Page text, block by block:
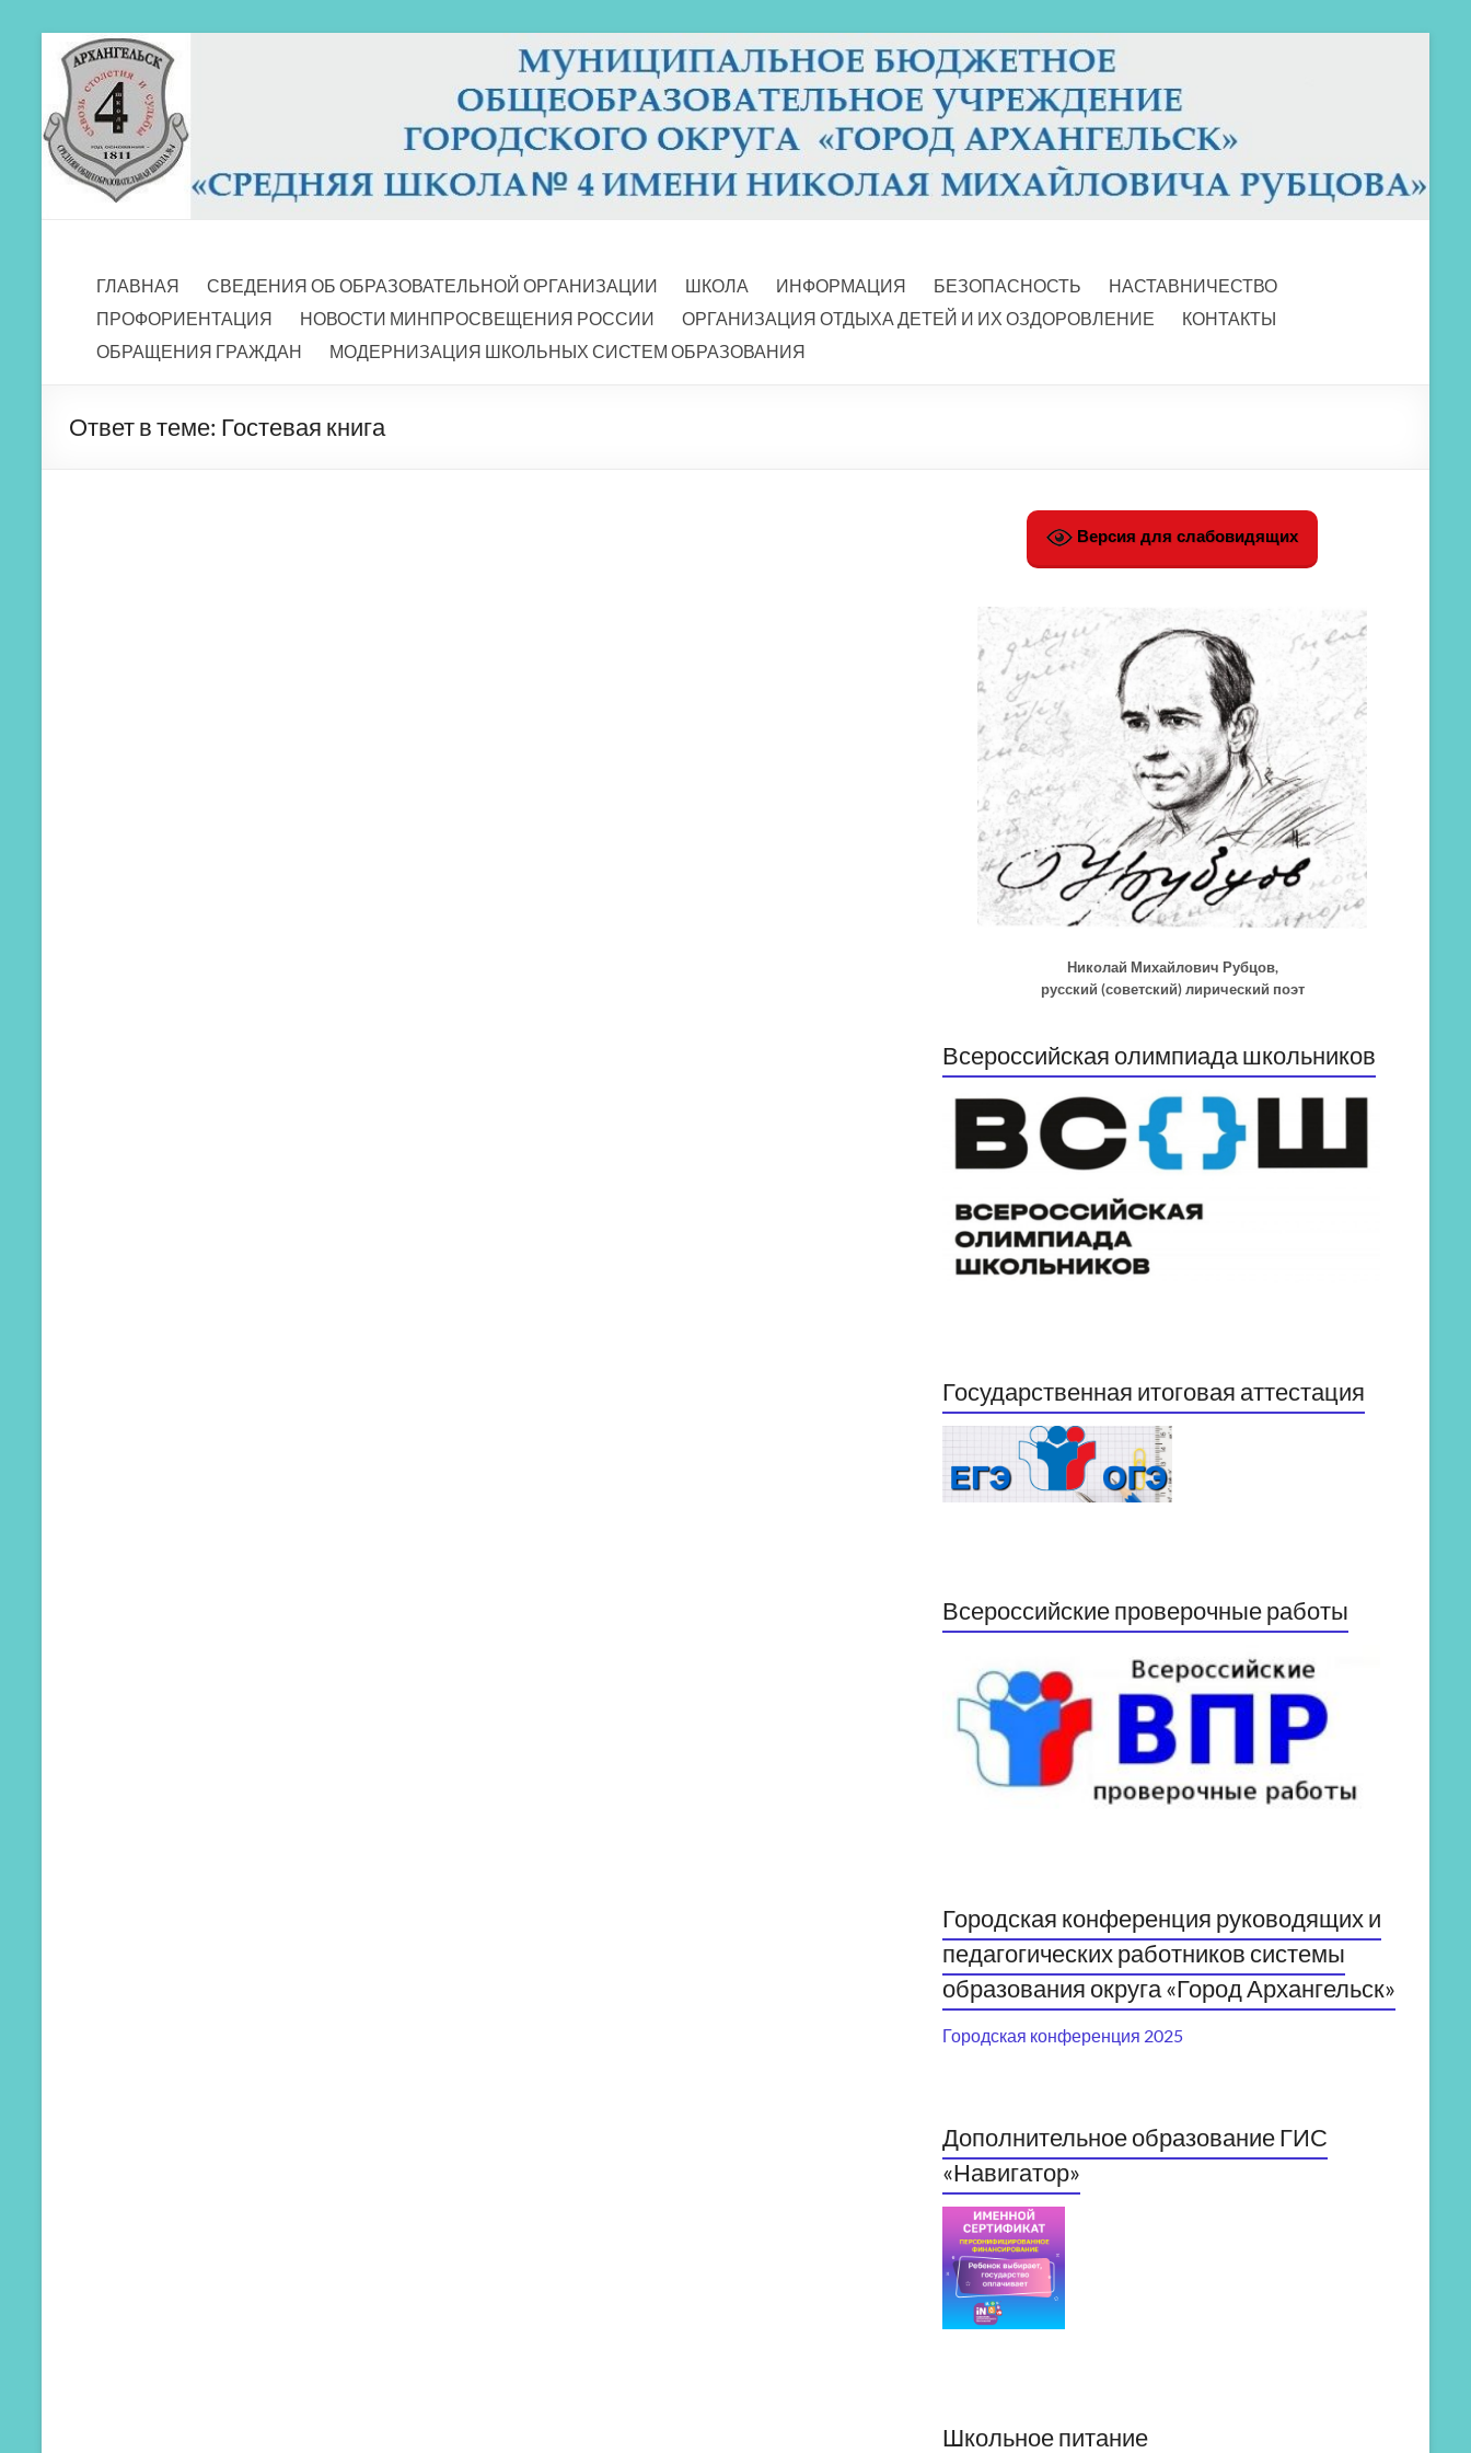
Перейти
содержимому
МБОУ СШ 4
ГЛАВНАЯ
СВЕДЕНИЯ ОБ ОБРАЗОВАТЕЛЬНОЙ ОРГАНИЗАЦИИ ШКОЛА ИНФОРМАЦИЯ БЕЗОПАСНОСТЬ
НАСТАВНИЧЕСТВО
ПРОФОРИЕНТАЦИЯ
НОВОСТИ МИНПРОСВЕЩЕНИЯ РОССИИ ОРГАНИЗАЦИЯ ОТДЫХА ДЕТЕЙ И ИХ ОЗДОРОВЛЕНИЕ
КОНТАКТЫ
ОБРАЩЕНИЯ ГРАЖДАН
МОДЕРНИЗАЦИЯ ШКОЛЬНЫХ СИСТЕМ ОБРАЗОВАНИЯ
Ответ в теме: Гостевая книга
Версия для слабовидящих
Николай Михайлович Рубцов,
русский (советский) лирический поэт
Всероссийская олимпиада школьников
Государственная итоговая аттестация
Всероссийские проверочные работы
Городская конференция руководящих и
педагогических работников системы
образования округа «Город Архангельск»
Городская конференция 2025
Дополнительное образование ГИС
«Навигатор»
Школьное питание